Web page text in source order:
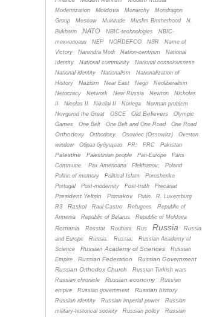
Modernization
Moldova Monarchy
Mondragon
Group
Moscow Multitude Muslim Brotherhood
N.
Bukharin
NATO NBIC-technologies
NBIC-
технологии
NEP NORDEFCO NSR
Name of
Victory
Narendra Modi Nation-centrism
National
Identity
National community
National consciousness
National identity
Nationalism
Nationalization of
History
Nazism Near East Negri
Neoliberalism
Netocracy
Network New Russia Newton
Nicholas
II
Nicolas II Nikolai II Noriega
Norman problem
Novgorod the Great
OSCE Old Believers
Olympic
Games
One Belt One Belt and One Road One Road
Orthodoxy Orthodoxy. Osowiec (Ossowitz)
Overton
window
Oбраз будущего PR; PRC Pakistan
Palestine Palestinian people Pan-Europe
Paris
Commune.
Pax Americana Plekhanov;
Poland
Politic of memory
Political Islam
Poroshenko
Portugal
Post-modernity Post-truth Precariat
President Yeltsin Primakov Putin
R. Luxemburg
R3
Raskol Raul Castro Refugees
Republic of
Armenia
Republic of Belarus Republic of Moldova
Romania Rosstat Rouhani Rus Russia
Russia
and Europe
Russia. Russia;
Russian Academy of
Science
Russian Academy of Sciences
Russian
Empire
Russian Federation
Russian Government
Russian Orthodox Church
Russian Turkish wars
Russian chronicle
Russian economy
Russian
empire
Russian government Russian history
Russian identity Russian imperial power
Russian
military-historical society
Russian policy Russian